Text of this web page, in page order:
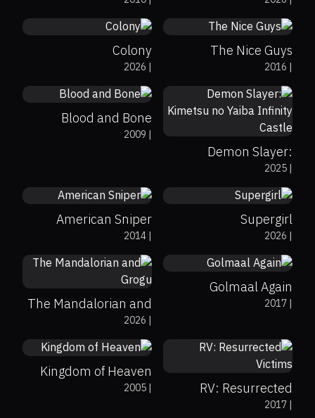
لابردنی فلتەرەکان
The Nice Guys
|
2016
Colony
|
2026
8.4
98%
67%
Demon Slayer:
Kimetsu no Yaiba
Infinity Castle
|
2025
6.7
0%
Blood and Bone
|
2009
6
53%
49%
Supergirl
|
2026
American Sniper
|
2014
4.9
57%
Golmaal Again
|
2017
6.9
The Mandalorian and
Grogu|
2026
RV: Resurrected
Victims|
2017
7.2
39%
63%
Kingdom of Heaven
|
2005 5.5
0%
0%